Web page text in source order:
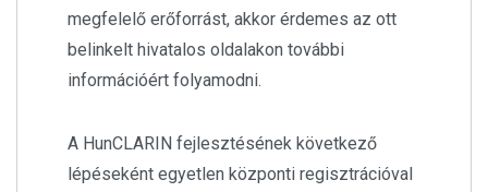
megfelelő erőforrást, akkor érdemes az ott
belinkelt hivatalos oldalakon további
információért folyamodni.
A HunCLARIN fejlesztésének következő
lépéseként egyetlen központi regisztrációval